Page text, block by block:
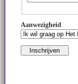
Aanwezigheid